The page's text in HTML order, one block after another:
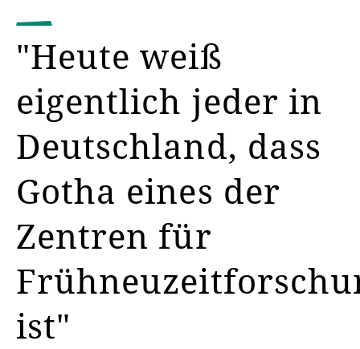
"Heute weiß
eigentlich jeder in
Deutschland, dass
Gotha eines der
Zentren für
ist"